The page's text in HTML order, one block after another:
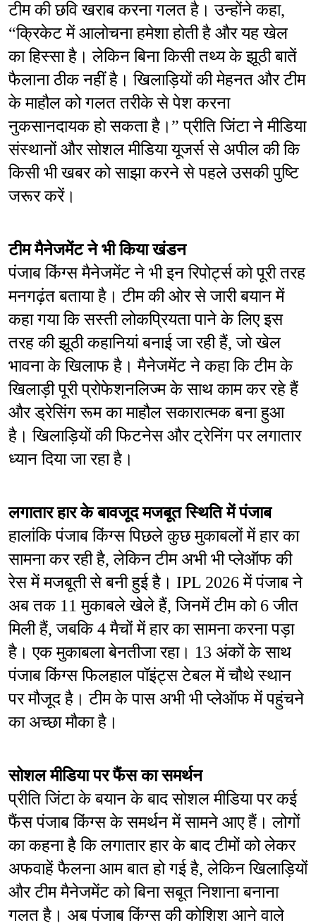
टीम की छवि खराब करना गलत है। उन्होंने कहा,
“क्रिकेट में आलोचना हमेशा होती है और यह खेल
का हिस्सा है। लेकिन बिना किसी तथ्य के झूठी बातें
फैलाना ठीक नहीं है। खिलाड़ियों की मेहनत और टीम
के माहौल को गलत तरीके से पेश करना
नुकसानदायक हो सकता है।” प्रीति जिंटा ने मीडिया
संस्थानों और सोशल मीडिया यूजर्स से अपील की कि
किसी भी खबर को साझा करने से पहले उसकी पुष्टि
जरूर करें।
टीम मैनेजमेंट ने भी किया खंडन
पंजाब किंग्स मैनेजमेंट ने भी इन रिपोर्ट्स को पूरी तरह
मनगढ़ंत बताया है। टीम की ओर से जारी बयान में
कहा गया कि सस्ती लोकप्रियता पाने के लिए इस
तरह की झूठी कहानियां बनाई जा रही हैं, जो खेल
भावना के खिलाफ है। मैनेजमेंट ने कहा कि टीम के
खिलाड़ी पूरी प्रोफेशनलिज्म के साथ काम कर रहे हैं
और ड्रेसिंग रूम का माहौल सकारात्मक बना हुआ
है। खिलाड़ियों की फिटनेस और ट्रेनिंग पर लगातार
ध्यान दिया जा रहा है।
लगातार हार के बावजूद मजबूत स्थिति में पंजाब
हालांकि पंजाब किंग्स पिछले कुछ मुकाबलों में हार का
सामना कर रही है, लेकिन टीम अभी भी प्लेऑफ की
रेस में मजबूती से बनी हुई है। IPL 2026 में पंजाब ने
अब तक 11 मुकाबले खेले हैं, जिनमें टीम को 6 जीत
मिली हैं, जबकि 4 मैचों में हार का सामना करना पड़ा
है। एक मुकाबला बेनतीजा रहा। 13 अंकों के साथ
पंजाब किंग्स फिलहाल पॉइंट्स टेबल में चौथे स्थान
पर मौजूद है। टीम के पास अभी भी प्लेऑफ में पहुंचने
का अच्छा मौका है।
सोशल मीडिया पर फैंस का समर्थन
प्रीति जिंटा के बयान के बाद सोशल मीडिया पर कई
फैंस पंजाब किंग्स के समर्थन में सामने आए हैं। लोगों
का कहना है कि लगातार हार के बाद टीमों को लेकर
अफवाहें फैलना आम बात हो गई है, लेकिन खिलाड़ियों
और टीम मैनेजमेंट को बिना सबूत निशाना बनाना
गलत है। अब पंजाब किंग्स की कोशिश आने वाले